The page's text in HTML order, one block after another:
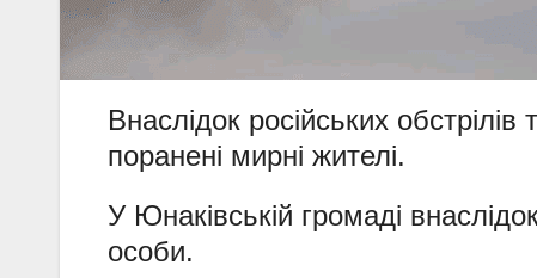
Внаслідок російських
поранені мирні жителі.
У Юнаківській громаді
особи.